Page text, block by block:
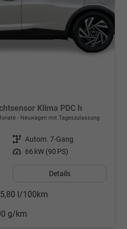
Klima PDC h
Neuwagen mit Tageszulassung
Getriebe Autom. 7-Gang
Leistung 66 kW (90 PS)
Details
5,80 l/100km
g/km